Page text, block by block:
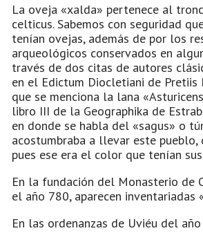
La oveja «xalda» pertenece al
celticus. Sabemos con seguridad
tenían ovejas, además de por los
arqueológicos conservados en
través de dos citas de autores
en el Edictum Diocletiani de Pretiis
que se menciona la lana
libro III de la Geographika de
en donde se habla del «sagus» o
acostumbraba a llevar este pueblo,
pues ese era el color que tenían
En la fundación del Monasterio de
el año 780, aparecen inventariadas
En las ordenanzas de Uviéu del